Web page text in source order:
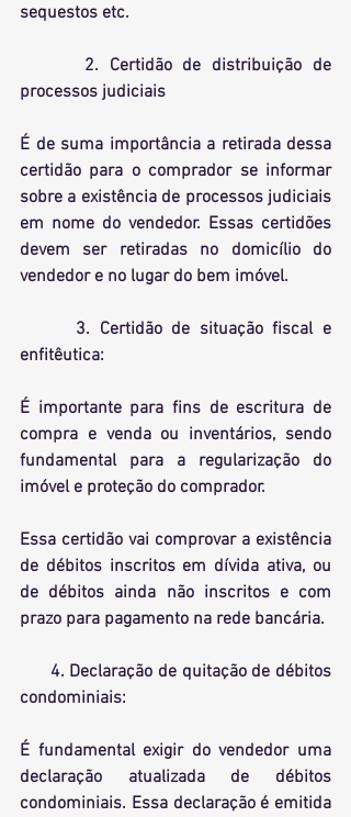
sequestos etc.
      2.
Certidão de distribuição de
processos judiciais
É de suma importância a retirada dessa
certidão para o comprador se informar
sobre a existência de processos judiciais
em nome do vendedor. Essas certidões
devem ser retiradas no domicílio do
vendedor e no lugar do bem imóvel.
      3.
Certidão de situação fiscal e
enfitêutica:
É importante para fins de escritura de
compra e venda ou inventários, sendo
fundamental para a regularização do
imóvel e proteção do comprador.
Essa certidão vai comprovar a existência
de débitos inscritos em dívida ativa, ou
de débitos ainda não inscritos e com
prazo para pagamento na rede bancária.
      4.
Declaração de quitação de débitos
condominiais:
É fundamental exigir do vendedor uma
declaração atualizada de débitos
condominiais. Essa declaração é emitida